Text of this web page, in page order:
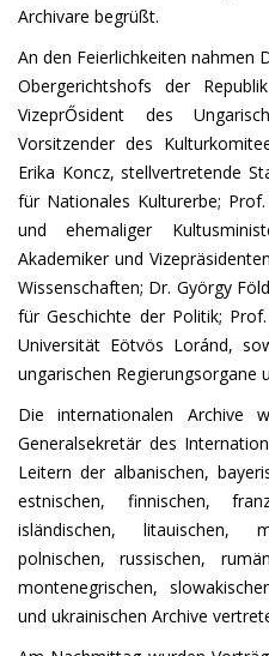
Archivare begrüßt.
An den Feierlichkeiten nahmen
Obergerichtshofs der
VizeprŐsident des
Vorsitzender des
Erika Koncz, stellvertretende
für Nationales Kulturerbe;
und ehemaliger
Akademiker und
Wissenschaften; Dr. György
für Geschichte der Politik;
Universität Eötvös Loránd,
ungarischen Regierungsorgane
Die internationalen Archive
Generalsekretär des
Leitern der albanischen,
estnischen, finnischen,
isländischen, litauischen,
polnischen, russischen,
montenegrischen,
und ukrainischen Archive